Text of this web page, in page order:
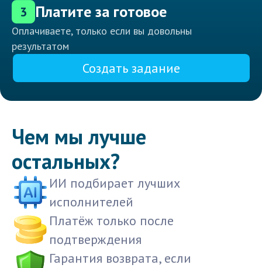
3 Платите за готовое
Оплачиваете, только если вы довольны
результатом
Создать задание
Чем мы лучше
остальных?
ИИ подбирает лучших
исполнителей
Платёж только после
подтверждения
Гарантия возврата, если